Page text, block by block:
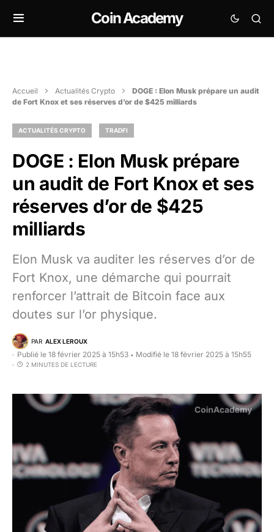
Coin Academy
Accueil Actualités Crypto
DOGE : Elon Musk prépare un audit
de Fort Knox et ses réserves d’or de $425 milliards
ACTUALITÉS CRYPTO TRADFI
DOGE : Elon Musk prépare
un audit de Fort Knox et ses
réserves d’or de $425
milliards
Elon Musk va auditer les réserves d’or de
Fort Knox, une démarche qui pourrait
renforcer l’attrait de Bitcoin face aux
doutes sur l’or physique.
PAR ALEX LEROUX
Publié le 18 février 2025 à 15h53 • Modifié le 18 février 2025 à 15h55
2 MINUTES DE LECTURE